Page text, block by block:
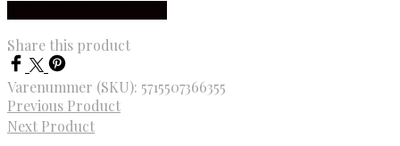
Share this product
Varenummer (SKU): 5715507366355
Previous Product
Next Product